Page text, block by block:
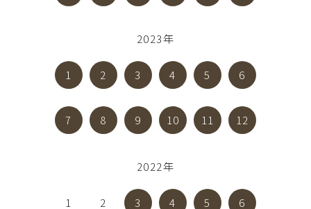
2023年
1 2 3 4 5 6
7 8 9 10 11 12
2022年
1 2 3 4 5 6